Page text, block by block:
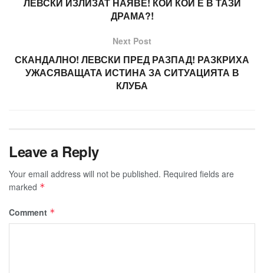
ДРАМА?!
Next Post
СКАНДАЛНО! ЛЕВСКИ ПРЕД РАЗПАД! РАЗКРИХА
УЖАСЯВАЩАТА ИСТИНА ЗА СИТУАЦИЯТА В
КЛУБА
Leave a Reply
Your email address will not be published. Required fields are
marked *
Comment *